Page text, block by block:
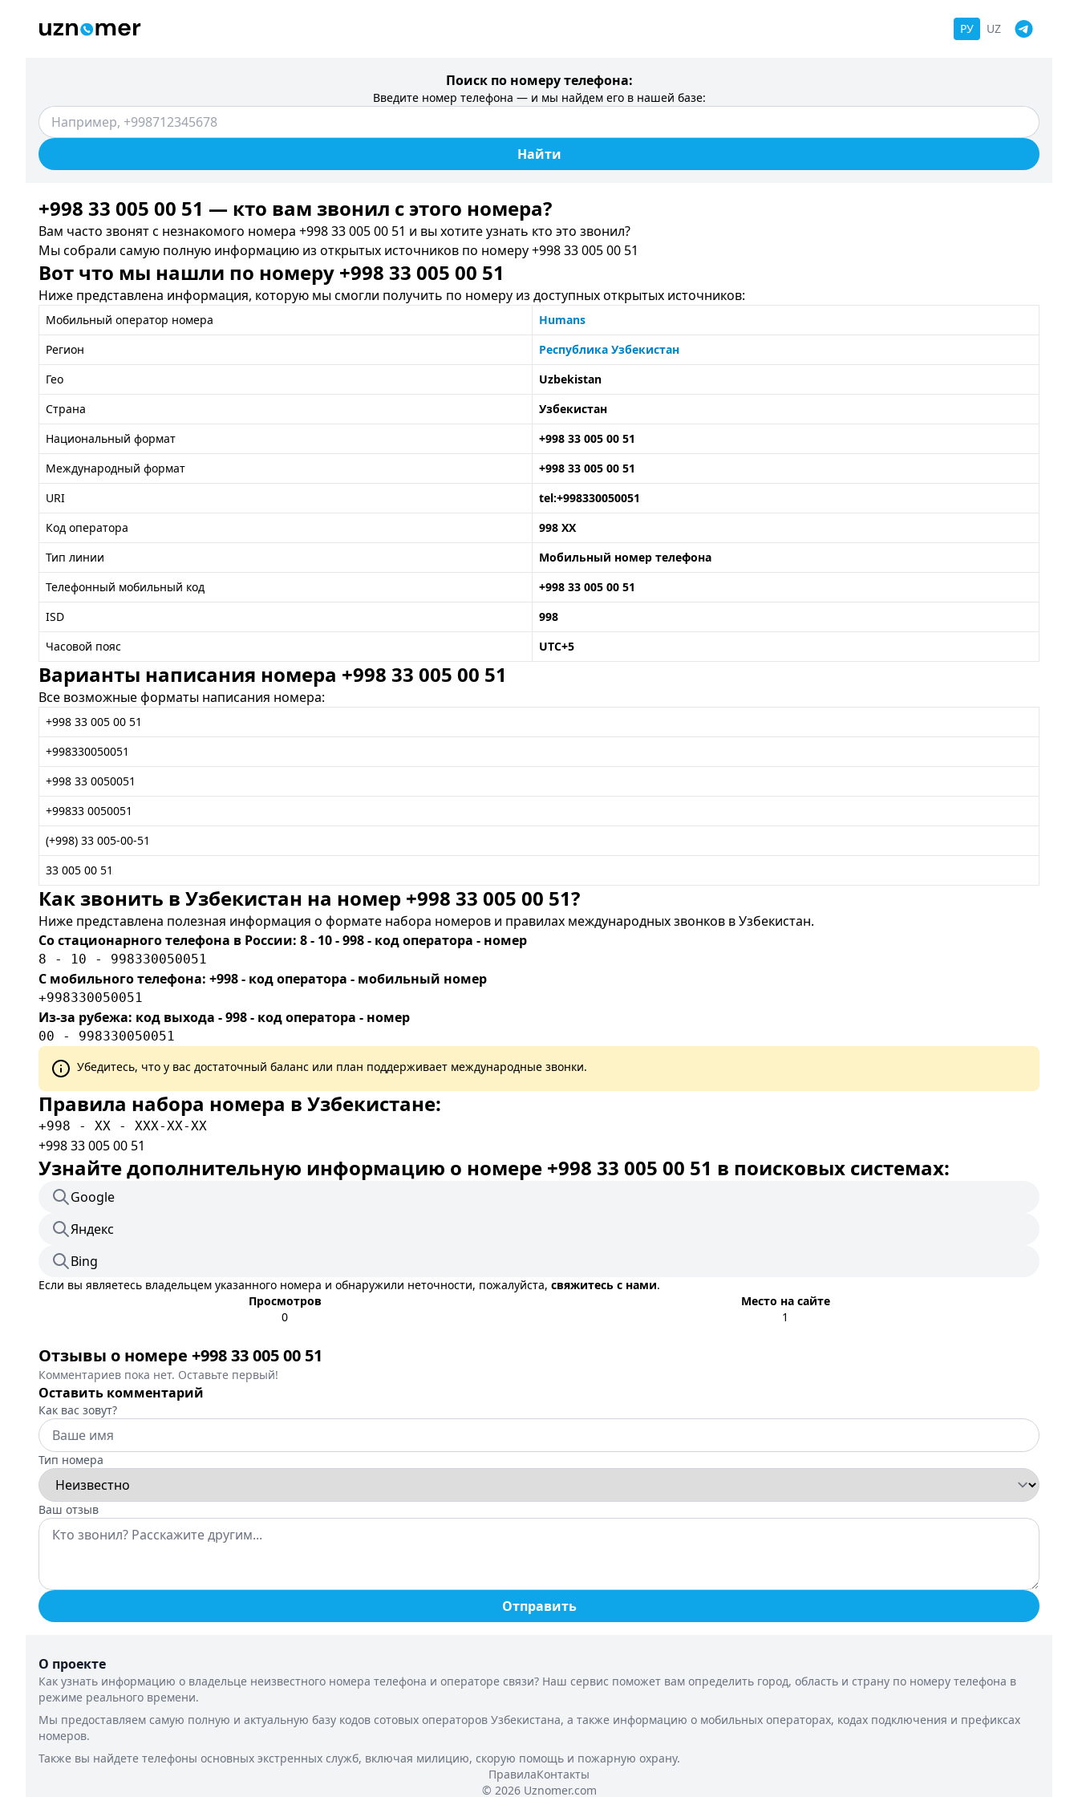
РУ UZ
Поиск по номеру телефона:
Введите номер телефона — и мы найдем его в нашей базе:
Найти
+998 33 005 00 51 — кто вам звонил c этого номера?
Вам часто звонят с незнакомого номера +998 33 005 00 51 и вы хотите узнать кто это звонил?
Мы собрали самую полную информацию из открытых источников по номеру +998 33 005 00 51
Вот что мы нашли по номеру +998 33 005 00 51
Ниже представлена информация, которую мы смогли получить по номеру из доступных открытых источников:
Мобильный оператор номера
Humans
Регион
Республика Узбекистан
Гео
Uzbekistan
Страна
Узбекистан
Национальный формат
+998 33 005 00 51
Международный формат
+998 33 005 00 51
URI
tel:+998330050051
Код оператора
998 XX
Тип линии
Мобильный номер телефона
Телефонный мобильный код
+998 33 005 00 51
ISD
998
Часовой пояс
UTC+5
Варианты написания номера +998 33 005 00 51
Все возможные форматы написания номера:
+998 33 005 00 51
+998330050051
+998 33 0050051
+99833 0050051
(+998) 33 005-00-51
33 005 00 51
Как звонить в Узбекистан на номер +998 33 005 00 51?
Ниже представлена полезная информация о формате набора номеров и правилах международных звонков в Узбекистан.
Со стационарного телефона в России: 8 - 10 - 998 - код оператора - номер
8 - 10 - 998330050051
С мобильного телефона: +998 - код оператора - мобильный номер
+998330050051
Из-за рубежа: код выхода - 998 - код оператора - номер
00 - 998330050051
Убедитесь, что у вас достаточный баланс или план поддерживает международные звонки.
Правила набора номера в Узбекистане:
+998 - XX - XXX-XX-XX
+998 33 005 00 51
Узнайте дополнительную информацию о номере +998 33 005 00 51 в поисковых системах:
Google
Яндекс
Bing
Если вы являетесь владельцем указанного номера и обнаружили неточности, пожалуйста, свяжитесь с нами.
Просмотров
0
Место на сайте
1
Отзывы о номере +998 33 005 00 51
Комментариев пока нет. Оставьте первый!
Оставить комментарий
Как вас зовут?
Тип номера
Ваш отзыв
Отправить
О проекте
Как узнать информацию о владельце неизвестного номера телефона и операторе связи? Наш сервис поможет вам определить город, область и страну по номеру телефона в
режиме реального времени.
Мы предоставляем самую полную и актуальную базу кодов сотовых операторов Узбекистана, а также информацию о мобильных операторах, кодах подключения и префиксах
номеров.
Также вы найдете телефоны основных экстренных служб, включая милицию, скорую помощь и пожарную охрану.
ПравилаКонтакты
© 2026 Uznomer.com